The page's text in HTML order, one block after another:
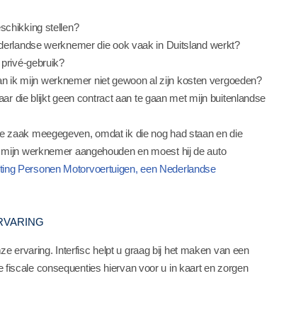
stellen?
werknemer die ook vaak in Duitsland werkt?
gebruik?
ik mijn werknemer niet gewoon al zijn kosten vergoeden?
die blijkt geen contract aan te gaan met mijn buitenlandse
meegegeven, omdat ik die nog had staan en die
werknemer aangehouden en moest hij de auto
Personen Motorvoertuigen, een Nederlandse
ervaring. Interfisc helpt u graag bij het maken van een
consequenties hiervan voor u in kaart en zorgen